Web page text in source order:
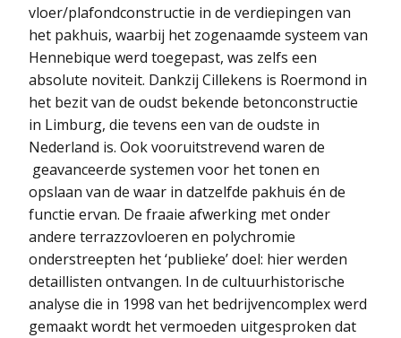
vloer/plafondconstructie in de verdiepingen van
het pakhuis, waarbij het zogenaamde systeem van
Hennebique werd toegepast, was zelfs een
absolute noviteit. Dankzij Cillekens is Roermond in
het bezit van de oudst bekende betonconstructie
in Limburg, die tevens een van de oudste in
Nederland is. Ook vooruitstrevend waren de
geavanceerde systemen voor het tonen en
opslaan van de waar in datzelfde pakhuis én de
functie ervan. De fraaie afwerking met onder
andere terrazzovloeren en polychromie
onderstreepten het ‘publieke’ doel: hier werden
detaillisten ontvangen. In de cultuurhistorische
analyse die in 1998 van het bedrijvencomplex werd
gemaakt wordt het vermoeden uitgesproken dat